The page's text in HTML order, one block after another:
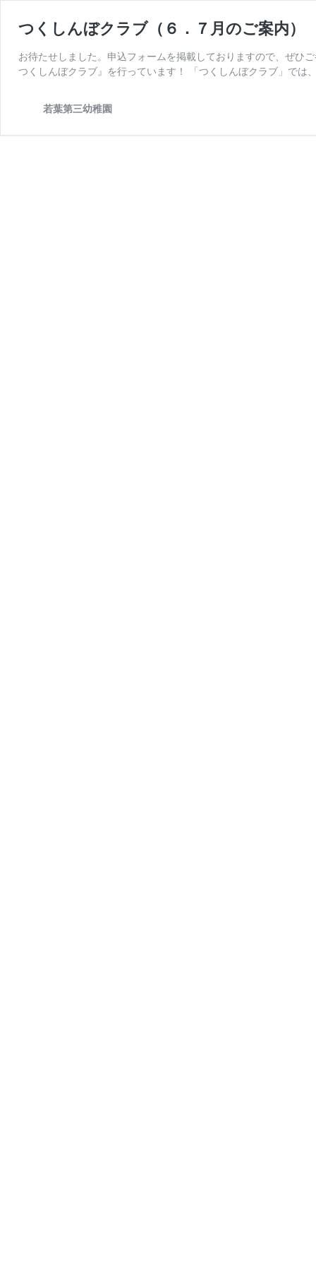
つくしんぼクラブ（６．７月のご案内）
お待たせしました。申込フォームを掲載しておりますので、ぜひ
つくしんぼクラブ』を行っています！ 「つくしんぼクラブ」で
若葉第三幼稚園